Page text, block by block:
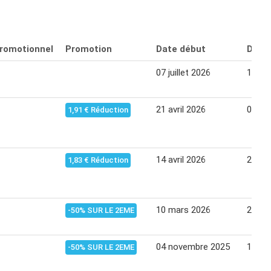
Promotion Date début Date
07 juillet 2026 12
1,91 € Réduction 21 avril 2026 03
1,83 € Réduction 14 avril 2026 26
-50% SUR LE 2EME 10 mars 2026 22
-50% SUR LE 2EME 04 novembre 2025 16